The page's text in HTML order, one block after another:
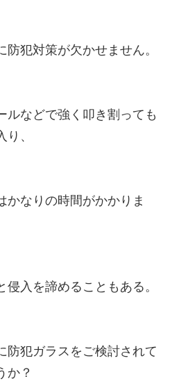
犯対策が欠かせません。
ルなどで強く叩き割っても
、
かなりの時間がかかりま
入を諦めることもある。
防犯ガラスをご検討されて
か？